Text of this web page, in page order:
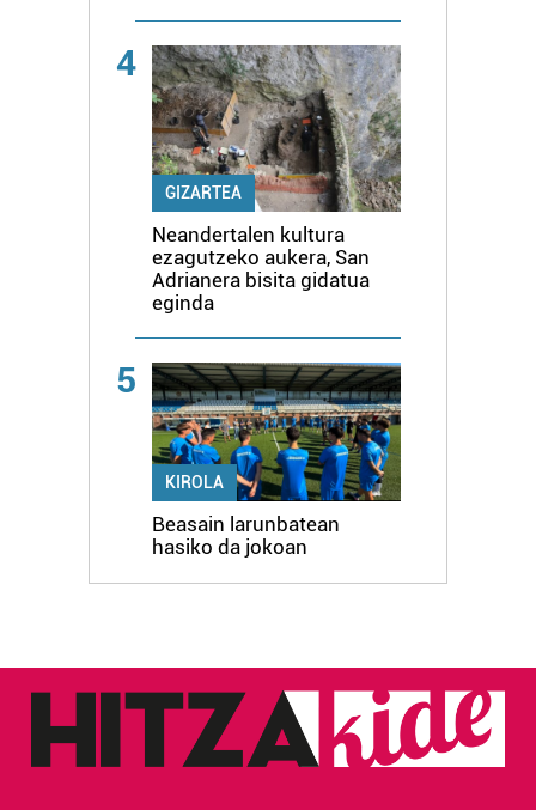
4
GIZARTEA
Neandertalen kultura
ezagutzeko aukera, San
Adrianera bisita gidatua
eginda
5
KIROLA
Beasain larunbatean
hasiko da jokoan